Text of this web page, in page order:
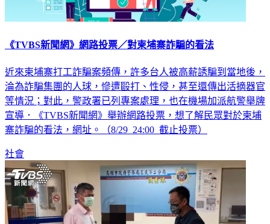
《TVBS新聞網》網路投票／對柬埔寨詐騙的看法
近來柬埔寨打工詐騙案頻傳，許多台人被高薪誘騙到當地後，
淪為詐騙集團的人球，慘遭毆打、性侵，甚至還傳出活摘器官
等情況；對此，警政署已列專案處理，也在機場加派航警舉牌
宣導．《TVBS新聞網》舉辦網路投票，想了解民眾對於柬埔
寨詐騙的看法，網址。（8/29 24:00 截止投票）
社會